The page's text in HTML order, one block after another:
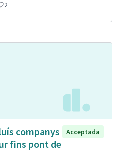
2
companys
fins pont de
Acceptada